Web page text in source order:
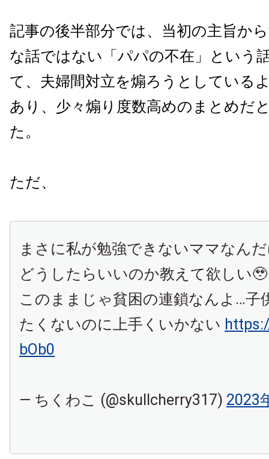
記事の後半部分では、当初の主旨か
な話ではない「パパの不在」という
て、夫婦間対立を煽ろうとしている
あり、少々煽り度数高めのまとめだ
た。
ただ、
まさに私が勉強できないママなん
どうしたらいいのか教えて欲しい🥹
このままじゃ貧困の連鎖なんよ…子
たくないのに上手くいかない
bOb0
— ちくわこ (@skullcherry317) 2023